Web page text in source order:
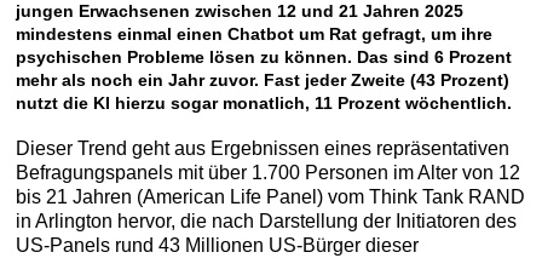
jungen Erwachsenen zwischen 12 und 21 Jahren 2025
mindestens einmal einen Chatbot um Rat gefragt, um ihre
psychischen Probleme lösen zu können. Das sind 6 Prozent
mehr als noch ein Jahr zuvor. Fast jeder Zweite (43 Prozent)
nutzt die KI hierzu sogar monatlich, 11 Prozent wöchentlich.
Dieser Trend geht aus Ergebnissen eines repräsentativen
Befragungspanels mit über 1.700 Personen im Alter von 12
bis 21 Jahren (American Life Panel) vom Think Tank RAND
in Arlington hervor, die nach Darstellung der Initiatoren des
US-Panels rund 43 Millionen US-Bürger dieser